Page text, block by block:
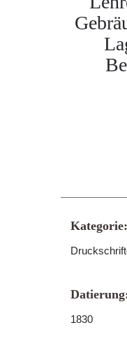
Kategorie:
1830